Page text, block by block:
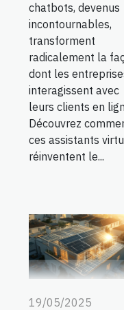
chatbots, devenus
incontournables,
transforment
radicalement la
dont les
interagissent avec
leurs clients en
Découvrez
ces assistants
réinventent le...
19/05/2025